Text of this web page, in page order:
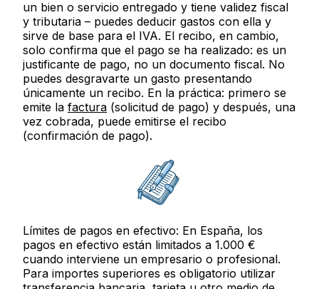
un bien o servicio entregado y tiene validez fiscal
y tributaria – puedes deducir gastos con ella y
sirve de base para el IVA. El recibo, en cambio,
solo confirma que el pago se ha realizado: es un
justificante de pago, no un documento fiscal. No
puedes desgravarte un gasto presentando
únicamente un recibo. En la práctica: primero se
emite la factura (solicitud de pago) y después, una
vez cobrada, puede emitirse el recibo
(confirmación de pago).
Límites de pagos en efectivo: En España, los
pagos en efectivo están limitados a 1.000 €
cuando interviene un empresario o profesional.
Para importes superiores es obligatorio utilizar